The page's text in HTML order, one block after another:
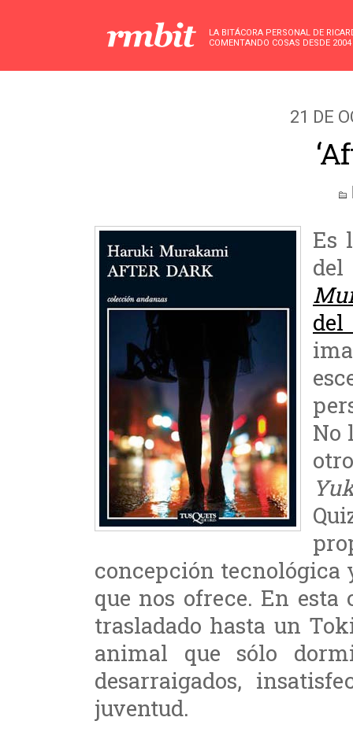
LA BITÁCORA PERSONAL DE
COMENTANDO COSAS DESDE 2004
21 DE
Es
No
concepción tecnológica
que nos ofrece. En
trasladado hasta un
animal que sólo
desarraigados,
juventud.